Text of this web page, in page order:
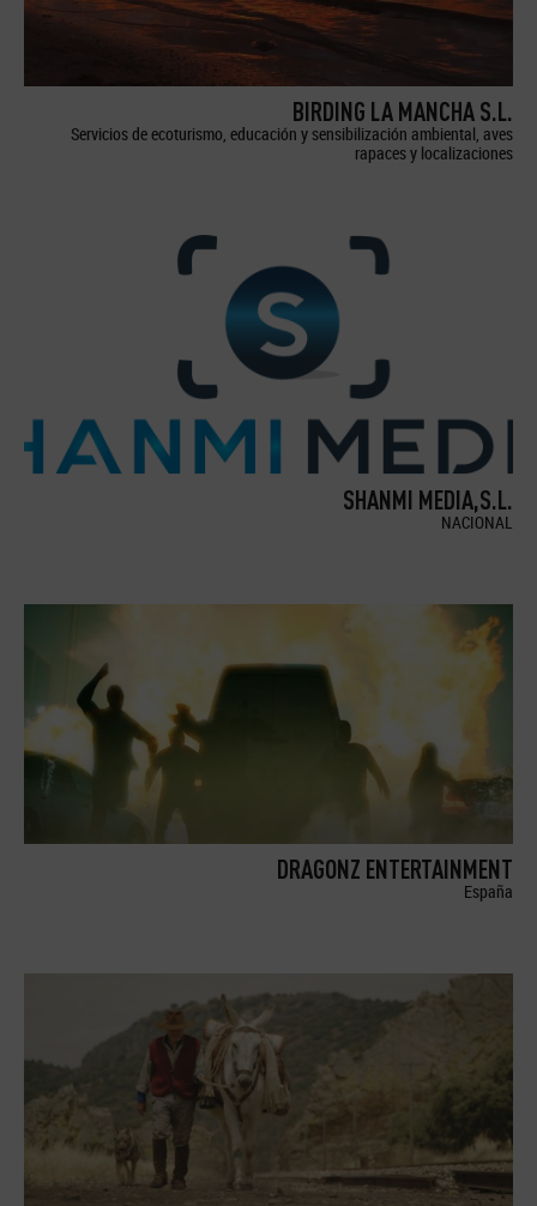
BIRDING LA MANCHA S.L.
Servicios de ecoturismo, educación y sensibilización ambiental, aves
rapaces y localizaciones
SHANMI MEDIA,S.L.
NACIONAL
DRAGONZ ENTERTAINMENT
España